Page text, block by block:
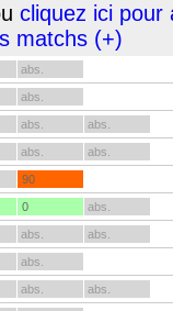
cliquez ici pour
matchs (+)
abs.
abs.
abs. abs.
abs. abs.
90
0 abs.
abs. abs.
abs.
abs. abs.